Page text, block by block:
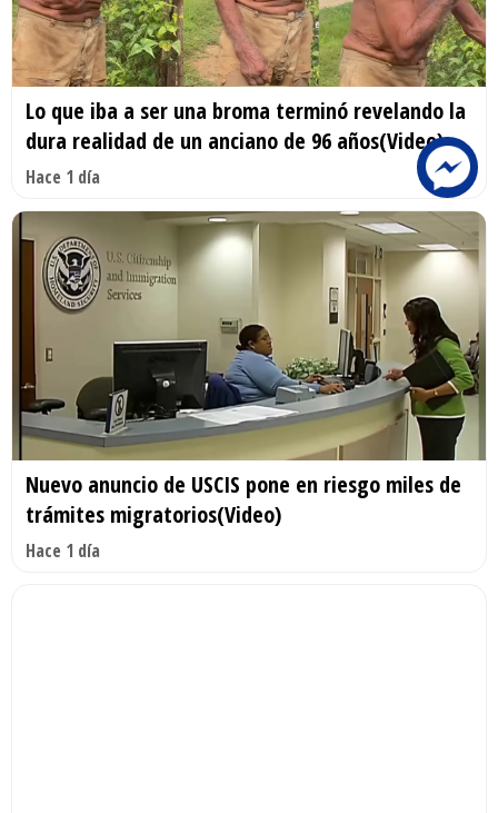
Lo que iba a ser una broma terminó revelando la
dura realidad de un anciano de 96 años(Video)
Hace 1 día
Nuevo anuncio de USCIS pone en riesgo miles de
trámites migratorios(Video)
Hace 1 día